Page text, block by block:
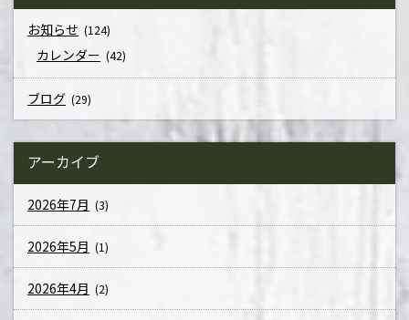
お知らせ (124)
カレンダー (42)
ブログ (29)
アーカイブ
2026年7月 (3)
2026年5月 (1)
2026年4月 (2)